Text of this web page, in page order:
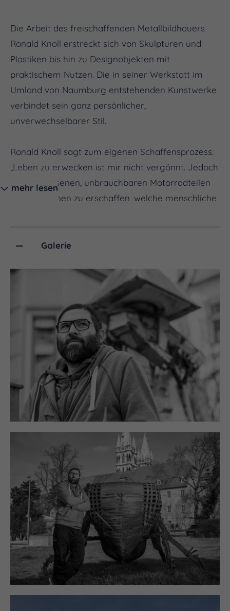
Die Arbeit des freischaffenden Metallbildhauers
Ronald Knoll erstreckt sich von Skulpturen und
Plastiken bis hin zu Designobjekten mit
praktischem Nutzen. Die in seiner Werkstatt im
Umland von Naumburg entstehenden Kunstwerke
verbindet sein ganz persönlicher,
unverwechselbarer Stil.
Ronald Knoll sagt zum eigenen Schaffensprozess:
„Leben zu erwecken ist mir nicht vergönnt. Jedoch
aus vergessenen, unbrauchbaren Motorradteilen
Kompositionen zu erschaffen, welche menschliche
unglaublich herzerfüllend und meditativ. Und diese
meiner Ausstellungen zehnfach wieder.“
Neben Auftragsarbeiten bietet er auch Kunstkurse
für Interessierte an, die selbst in den
Schaffensprozess eintauchen wollen.
mehr lesen
Galerie